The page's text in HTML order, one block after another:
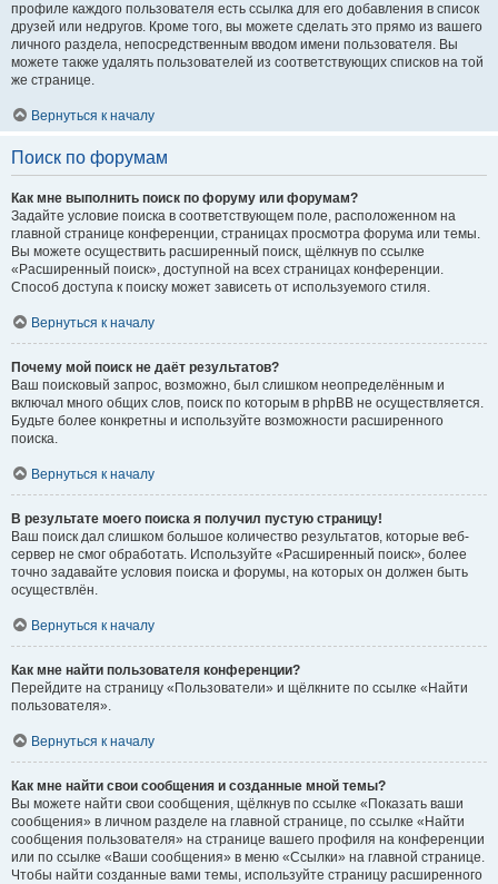
профиле каждого пользователя есть ссылка для его добавления в список
друзей или недругов. Кроме того, вы можете сделать это прямо из вашего
личного раздела, непосредственным вводом имени пользователя. Вы
можете также удалять пользователей из соответствующих списков на той
же странице.
Вернуться к началу
Поиск по форумам
Как мне выполнить поиск по форуму или форумам?
Задайте условие поиска в соответствующем поле, расположенном на
главной странице конференции, страницах просмотра форума или темы.
Вы можете осуществить расширенный поиск, щёлкнув по ссылке
«Расширенный поиск», доступной на всех страницах конференции.
Способ доступа к поиску может зависеть от используемого стиля.
Вернуться к началу
Почему мой поиск не даёт результатов?
Ваш поисковый запрос, возможно, был слишком неопределённым и
включал много общих слов, поиск по которым в phpBB не осуществляется.
Будьте более конкретны и используйте возможности расширенного
поиска.
Вернуться к началу
В результате моего поиска я получил пустую страницу!
Ваш поиск дал слишком большое количество результатов, которые веб-
сервер не смог обработать. Используйте «Расширенный поиск», более
точно задавайте условия поиска и форумы, на которых он должен быть
осуществлён.
Вернуться к началу
Как мне найти пользователя конференции?
Перейдите на страницу «Пользователи» и щёлкните по ссылке «Найти
пользователя».
Вернуться к началу
Как мне найти свои сообщения и созданные мной темы?
Вы можете найти свои сообщения, щёлкнув по ссылке «Показать ваши
сообщения» в личном разделе на главной странице, по ссылке «Найти
сообщения пользователя» на странице вашего профиля на конференции
или по ссылке «Ваши сообщения» в меню «Ссылки» на главной странице.
Чтобы найти созданные вами темы, используйте страницу расширенного